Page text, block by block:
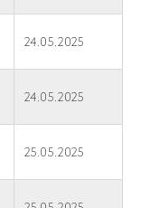
24.05.2025
24.05.2025
25.05.2025